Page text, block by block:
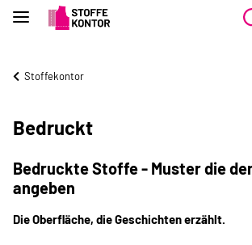
Stoffekontor
Bedruckt
Bedruckte Stoffe - Muster die
angeben
Die Oberfläche, die Geschichten erzählt.